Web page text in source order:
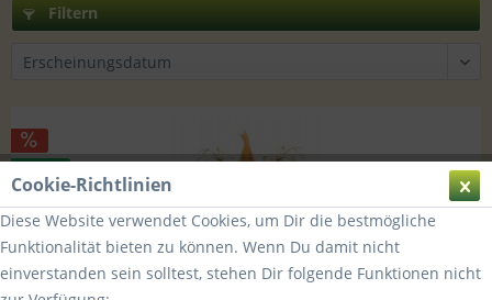
Filtern
Cookie-Richtlinien
Diese Website verwendet Cookies, um Dir die bestmögliche
Funktionalität bieten zu können. Wenn Du damit nicht
einverstanden sein solltest, stehen Dir folgende Funktionen nicht